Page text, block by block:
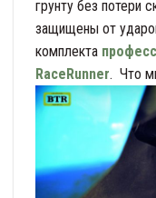
грунту без потери
защищены от
комплекта
RaceRunner. Что